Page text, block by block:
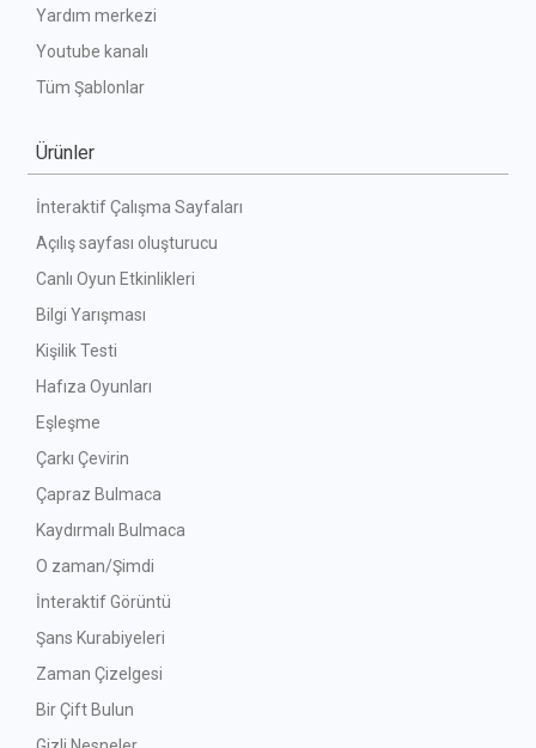
Yardım merkezi
Youtube kanalı
Tüm Şablonlar
Ürünler
İnteraktif Çalışma Sayfaları
Açılış sayfası oluşturucu
Canlı Oyun Etkinlikleri
Bilgi Yarışması
Kişilik Testi
Hafıza Oyunları
Eşleşme
Çarkı Çevirin
Çapraz Bulmaca
Kaydırmalı Bulmaca
O zaman/Şimdi
İnteraktif Görüntü
Şans Kurabiyeleri
Zaman Çizelgesi
Bir Çift Bulun